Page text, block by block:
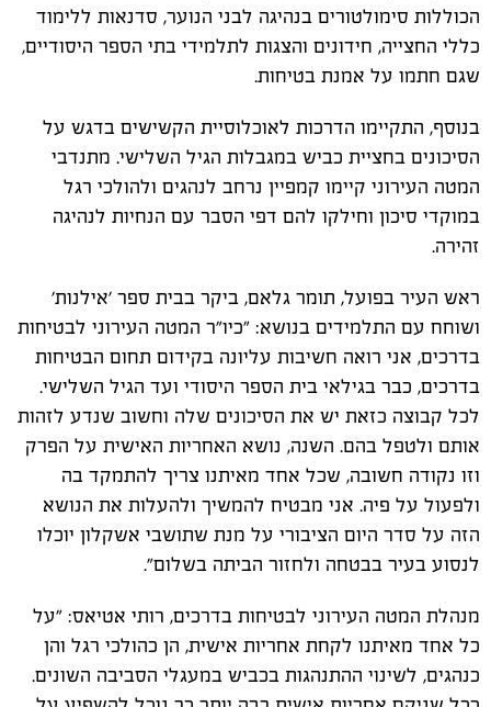
הכוללות סימולטורים בנהיגה לבני הנוער, סדנאות ללימוד
כללי החצייה, חידונים והצגות לתלמידי בתי הספר היסודיים,
שגם חתמו על אמנת בטיחות.
בנוסף, התקיימו הדרכות לאוכלוסיית הקשישים בדגש על
הסיכונים בחציית כביש במגבלות הגיל השלישי. מתנדבי
המטה העירוני קיימו קמפיין נרחב לנהגים ולהולכי רגל
במוקדי סיכון וחילקו להם דפי הסבר עם הנחיות לנהיגה
זהירה.
ראש העיר בפועל, תומר גלאם, ביקר בבית ספר 'אילנות'
ושוחח עם התלמידים בנושא: "כיו"ר המטה העירוני לבטיחות
בדרכים, אני רואה חשיבות עליונה בקידום תחום הבטיחות
בדרכים, כבר בגילאי בית הספר היסודי ועד הגיל השלישי.
לכל קבוצה כזאת יש את הסיכונים שלה וחשוב שנדע לזהות
אותם ולטפל בהם. השנה, נושא האחריות האישית על הפרק
וזו נקודה חשובה, שכל אחד מאיתנו צריך להתמקד בה
ולפעול על פיה. אני מבטיח להמשיך ולהעלות את הנושא
הזה על סדר היום הציבורי על מנת שתושבי אשקלון יוכלו
לנסוע בעיר בבטחה ולחזור הביתה בשלום".
מנהלת המטה העירוני לבטיחות בדרכים, רותי אטיאס: "על
כל אחד מאיתנו לקחת אחריות אישית, הן כהולכי רגל והן
כנהגים, לשינוי ההתנהגות בכביש במעגלי הסביבה השונים.